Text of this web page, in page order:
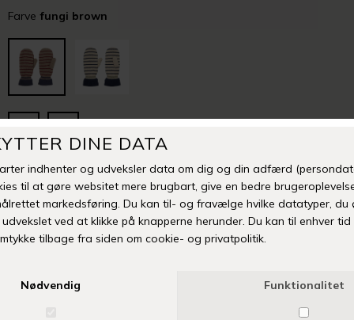
Farve fungi brown
- +
Mangler din størrelse eller er varen udsolgt? Klik her